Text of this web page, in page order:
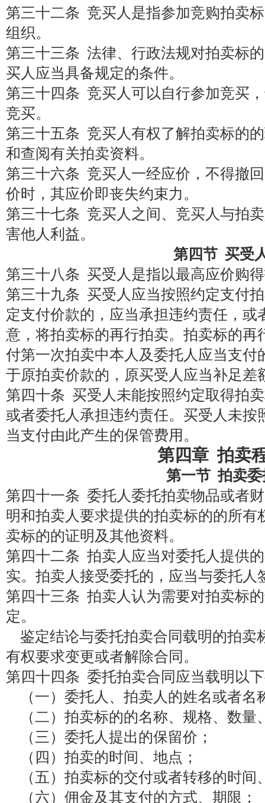
第三十二条 竞买人是指参加竞购拍卖
组织。
第三十三条 法律、行政法规对拍卖标
买人应当具备规定的条件。
第三十四条 竞买人可以自行参加竞买
竞买。
第三十五条 竞买人有权了解拍卖标的
和查阅有关拍卖资料。
第三十六条 竞买人一经应价，不得撤
价时，其应价即丧失约束力。
第三十七条 竞买人之间、竞买人与拍
害他人利益。
第四节 买受
第三十八条 买受人是指以最高应价购
第三十九条 买受人应当按照约定支付
定支付价款的，应当承担违约责任，或
意，将拍卖标的再行拍卖。拍卖标的再
付第一次拍卖中本人及委托人应当支付
于原拍卖价款的，原买受人应当补足差
第四十条 买受人未能按照约定取得拍
或者委托人承担违约责任。买受人未按
当支付由此产生的保管费用。
第四章 拍卖
第一节 拍卖委
第四十一条 委托人委托拍卖物品或者
明和拍卖人要求提供的拍卖标的的所有
卖标的的证明及其他资料。
第四十二条 拍卖人应当对委托人提供
实。拍卖人接受委托的，应当与委托人
第四十三条 拍卖人认为需要对拍卖标
定。
鉴定结论与委托拍卖合同载明的拍卖
有权要求变更或者解除合同。
第四十四条 委托拍卖合同应当载明以
（一）委托人、拍卖人的姓名或者名
（二）拍卖标的的名称、规格、数量
（三）委托人提出的保留价；
（四）拍卖的时间、地点；
（五）拍卖标的交付或者转移的时间
（六）佣金及其支付的方式、期限；